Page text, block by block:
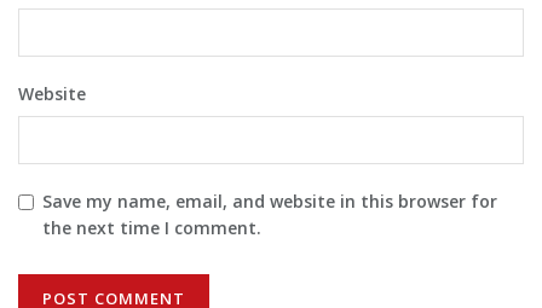
Website
Save my name, email, and website in this browser for
the next time I comment.